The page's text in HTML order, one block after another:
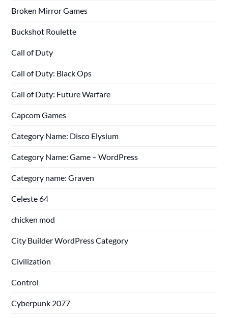
Broken Mirror Games
Buckshot Roulette
Call of Duty
Call of Duty: Black Ops
Call of Duty: Future Warfare
Capcom Games
Category Name: Disco Elysium
Category Name: Game – WordPress
Category name: Graven
Celeste 64
chicken mod
City Builder WordPress Category
Civilization
Control
Cyberpunk 2077